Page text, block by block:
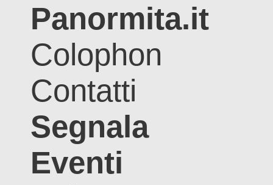
Panormita.it
Colophon
Contatti
Segnala
Eventi